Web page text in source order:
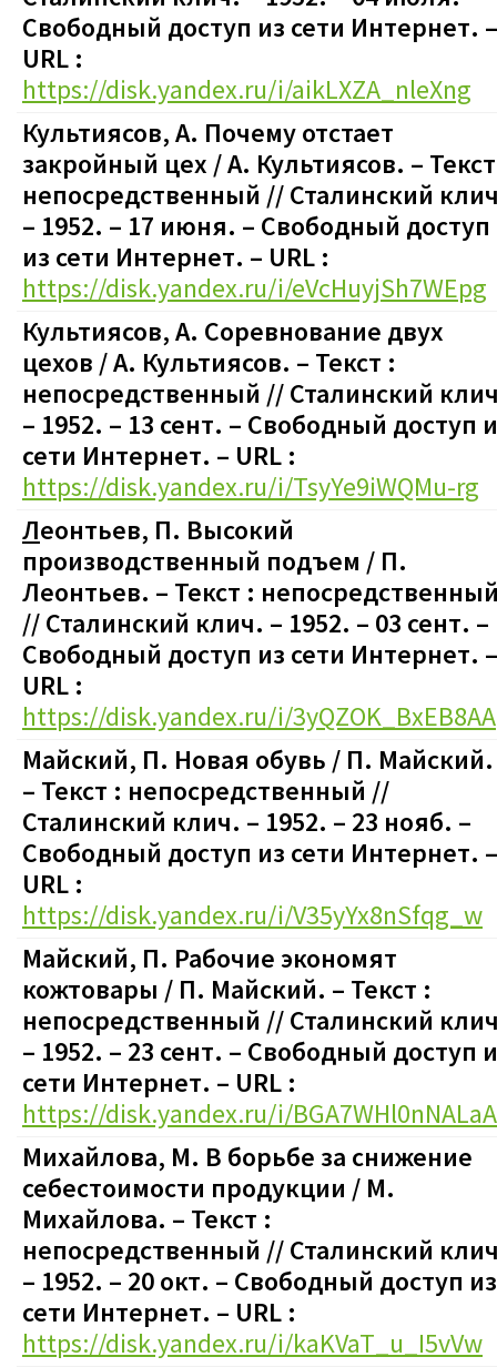
Свободный доступ из сети Интернет. –
URL :
https://disk.yandex.ru/i/aikLXZA_nleXng
Культиясов, А. Почему отстает
закройный цех / А. Культиясов. –
непосредственный // Сталинский
– 1952. – 17 июня. – Свободный доступ
из сети Интернет. – URL :
https://disk.yandex.ru/i/eVcHuyjSh7WEpg
Культиясов, А. Соревнование двух
цехов / А. Культиясов. – Текст :
непосредственный // Сталинский
– 1952. – 13 сент. – Свободный доступ
сети Интернет. – URL :
https://disk.yandex.ru/i/TsyYe9iWQMu-rg
Леонтьев, П. Высокий
производственный подъем / П.
Леонтьев. – Текст :
// Сталинский клич. – 1952. – 03 сент. –
Свободный доступ из сети Интернет. –
URL :
https://disk.yandex.ru/i/3yQZOK_BxEB8AA
Майский, П. Новая обувь / П. Майский.
– Текст : непосредственный //
Сталинский клич. – 1952. – 23 нояб. –
Свободный доступ из сети Интернет. –
URL :
https://disk.yandex.ru/i/V35yYx8nSfqg_w
Майский, П. Рабочие экономят
кожтовары / П. Майский. – Текст :
непосредственный // Сталинский
– 1952. – 23 сент. – Свободный доступ
сети Интернет. – URL :
https://disk.yandex.ru/i/BGA7WHl0nNALaA
Михайлова, М. В борьбе за снижение
себестоимости продукции / М.
Михайлова. – Текст :
непосредственный // Сталинский
– 1952. – 20 окт. – Свободный доступ из
сети Интернет. – URL :
https://disk.yandex.ru/i/kaKVaT_u_I5vVw